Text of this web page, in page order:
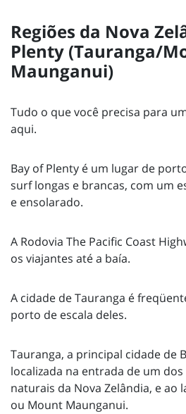
Regiões da Nova
Plenty (Tauranga/
Maunganui)
Tudo o que você precisa para
aqui.
Bay of Plenty é um lugar de
surf longas e brancas, com um
e ensolarado.
A Rodovia The Pacific Coast
os viajantes até a baía.
A cidade de Tauranga é
porto de escala deles.
Tauranga, a principal cidade de
localizada na entrada de um
naturais da Nova Zelândia, e ao
ou Mount Maunganui.